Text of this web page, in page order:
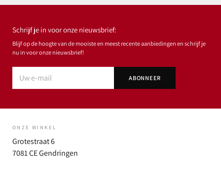
Schrijf je in voor onze nieuwsbrief:
Blijf op de hoogte van de mooiste en meest recente aanbiedingen en schrijf je
nu in voor onze nieuwsbrief!
ONZE WINKEL
Grotestraat 6
7081 CE Gendringen